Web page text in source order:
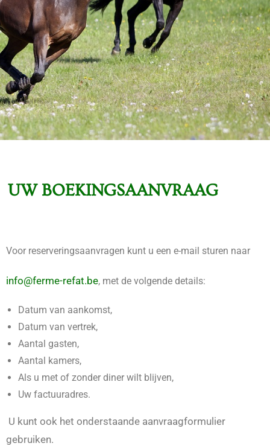
UW BOEKINGSAANVRAAG
Voor reserveringsaanvragen kunt u een e-mail sturen naar
info@ferme-refat.be, met de volgende details:
Datum van aankomst,
Datum van vertrek,
Aantal gasten,
Aantal kamers,
Als u met of zonder diner wilt blijven,
Uw factuuradres.
U kunt ook het onderstaande aanvraagformulier
gebruiken.